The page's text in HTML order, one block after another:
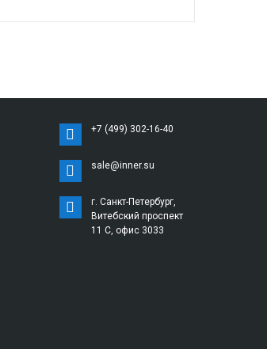
+7 (499) 302-16-40
sale@inner.su
г. Санкт-Петербург,
Витебский проспект
11 С, офис 3033